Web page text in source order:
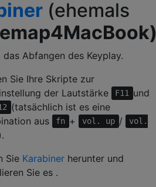
(ehemals
Abfangen des Keyplay.
Sie Ihre Skripte zur
der Lautstärke
F11 und
(tatsächlich ist es eine
aus
fn + vol. up /
vol.
Sie Karabiner herunter und
Sie es .